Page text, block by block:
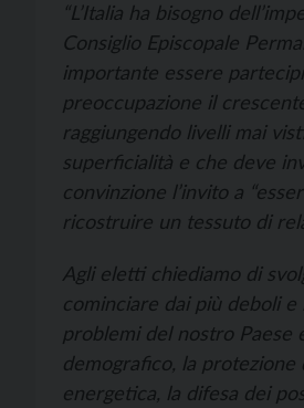
“L’Italia ha bisogno
Consiglio Episcopale
importante essere
preoccupazione il
raggiungendo livelli mai
superficialità e che deve
convinzione l’invito a
ricostruire un tessuto di
Agli eletti chiediamo di
cominciare dai più deboli e
problemi del nostro Paese
demografico, la
energetica, la difesa dei